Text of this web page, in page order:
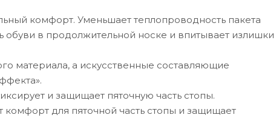
комфорт. Уменьшает теплопроводность пакета
обуви в продолжительной носке и впитывает излишки
материала, а искусственные составляющие
и защищает пяточную часть стопы.
для пяточной часть стопы и защищает